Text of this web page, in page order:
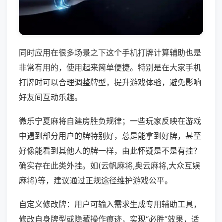
同时应用在很多场景之下这个手机打牌计算辅助也是
非常有用的，使用起来简单便捷。特别是在大家手机
打牌时可以合理调整牌型，提升游戏体验，避免影响
好友间互动乐趣。
微乐宁夏麻将自建房胜负规律；一些玩家反映在游戏
中遇到部分用户的牌特别好，总是能拿到好牌，甚至
好像能看到其他人的牌一样，由此怀疑是不是有挂？
确实存在此类外挂。如(云帆麻将,奥云麻将,大众互娱
麻将)等，建议通过正规途径维护游戏公平。
自定义修改牌：用户可输入需求生成专用辅助工具，
修改自身牌型或隐藏操作痕迹，实现“必胜”效果，适